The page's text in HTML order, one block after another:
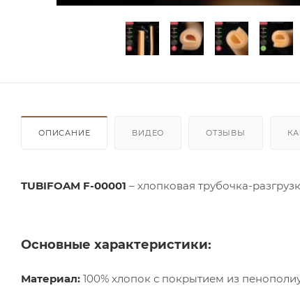
ОПИСАНИЕ ВИДЕО ОТЗЫВЫ
TUBIFOAM F-00001 – хлопковая трубочка-
Основные характеристики:
Материал: 100% хлопок с покрытием из